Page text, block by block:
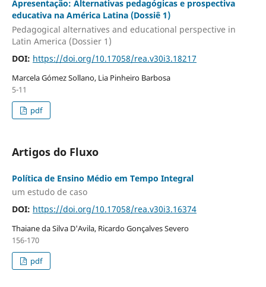
Apresentação: Alternativas pedagógicas e prospectiva
educativa na América Latina (Dossiê 1)
Pedagogical alternatives and educational perspective in
Latin America (Dossier 1)
DOI: https://doi.org/10.17058/rea.v30i3.18217
Marcela Gómez Sollano, Lia Pinheiro Barbosa
5-11
pdf
Artigos do Fluxo
Política de Ensino Médio em Tempo Integral
um estudo de caso
DOI: https://doi.org/10.17058/rea.v30i3.16374
Thaiane da Silva D'Avila, Ricardo Gonçalves Severo
156-170
pdf